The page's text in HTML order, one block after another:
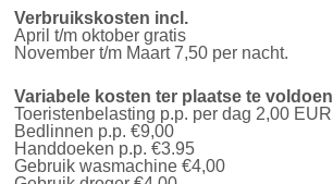
Verbruikskosten incl.
April t/m oktober gratis
November t/m Maart 7,50 per nacht.
Variabele kosten ter plaatse te voldoen
Toeristenbelasting p.p. per dag 2,00 EUR
Bedlinnen p.p. €9,00
Handdoeken p.p. €3.95
Gebruik wasmachine €4,00